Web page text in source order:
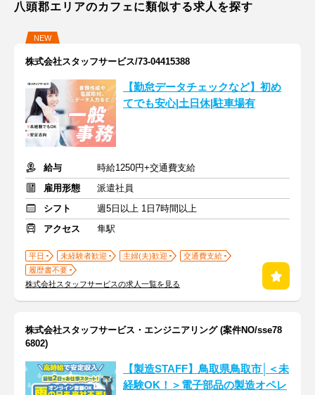
八頭郡エリアのカフェに類似する求人を探す
NEW
株式会社スタッフサービス/73-04415388
【勤怠データチェックなど】初め
てでも安心|土日休|駐車場有
給与
時給1250円+交通費支給
雇用形態
派遣社員
シフト
週5日以上 1日7時間以上
アクセス
隼駅
平日 未経験者歓迎 主婦(夫)歓迎
交通費支給
履歴書不要
株式会社スタッフサービスの求人一覧を見る
株式会社スタッフサービス・エンジニアリング (案件NO/sse78
6802)
【製造STAFF】鳥取県鳥取市│＜未
経験OK！＞電子部品の製造オペレ